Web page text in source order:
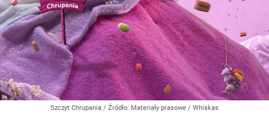
Szczyt Chrupania / Źródło: Materiały prasowe / Whiskas